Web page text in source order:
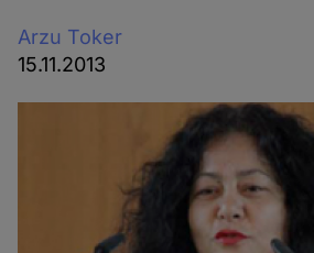
Arzu Toker
15.11.2013